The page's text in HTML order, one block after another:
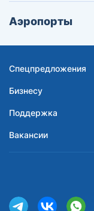
Аэропорты
Спецпредложения
Бизнесу
Поддержка
Вакансии